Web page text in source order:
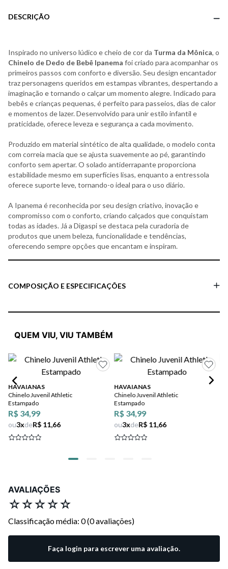
DESCRIÇÃO
Inspirado no universo lúdico e cheio de cor da Turma da Mônica, o
Chinelo de Dedo de Bebê Ipanema foi criado para acompanhar os
primeiros passos com conforto e diversão. Seu design encantador
traz personagens queridos em estampas vibrantes, despertando a
imaginação e tornando o calçar um momento alegre. Indicado para
bebês e crianças pequenas, é perfeito para passeios, dias de calor
e momentos de lazer. Desenvolvido para unir estilo infantil e
praticidade, oferece leveza e segurança a cada movimento.
Produzido em material sintético de alta qualidade, o modelo conta
com correia macia que se ajusta suavemente ao pé, garantindo
conforto sem apertar. O solado antiderrapante proporciona
estabilidade mesmo em superfícies lisas, enquanto a entressola
oferece suporte leve, tornando-o ideal para o uso diário.
A Ipanema é reconhecida por seu design criativo, inovação e
compromisso com o conforto, criando calçados que conquistam
todas as idades. Já a Digaspi se destaca pela curadoria de
produtos que unem beleza, funcionalidade e tendências,
oferecendo sempre opções que encantam e inspiram.
COMPOSIÇÃO E ESPECIFICAÇÕES
QUEM VIU, VIU TAMBÉM
HAVAIANAS
Chinelo Juvenil Athletic
Estampado
R$ 34,99
ou3xdeR$ 11,66
HAVAIANAS
Chinelo Juvenil Athletic
Estampado
R$ 34,99
ou3xdeR$ 11,66
AVALIAÇÕES
☆☆☆☆☆
Classificação média: 0(0 avaliações)
Faça login para escrever uma avaliação.